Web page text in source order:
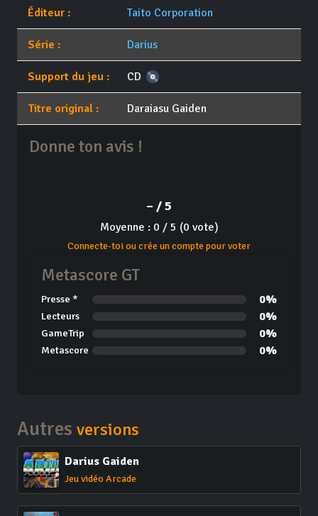
Éditeur : Taito Corporation
Série : Darius
Support du jeu : CD
Titre original : Daraiasu Gaiden
Donne ton avis !
– / 5
Moyenne : 0 / 5 (0 vote)
Connecte-toi ou crée un compte pour voter
Metascore GT
Presse * 0%
Lecteurs 0%
GameTrip 0%
Metascore 0%
Autres versions
Darius Gaiden
Jeu vidéo Arcade